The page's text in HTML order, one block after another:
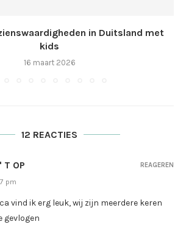
in Duitsland met
kids
16 maart 2026
12 REACTIES
T OP
pm
vind ik erg leuk, wij zijn meerdere keren
gevlogen
REAGEREN